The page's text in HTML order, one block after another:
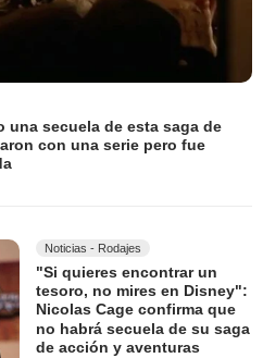
una secuela de esta saga de
con una serie pero fue
Noticias - Rodajes
"Si quieres encontrar un
tesoro, no mires en Disney":
Nicolas Cage confirma que
no habrá secuela de su saga
de acción y aventuras